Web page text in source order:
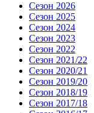
Сезон 2026
Сезон 2025
Сезон 2024
Сезон 2023
Сезон 2022
Сезон 2021/22
Сезон 2020/21
Сезон 2019/20
Сезон 2018/19
Сезон 2017/18